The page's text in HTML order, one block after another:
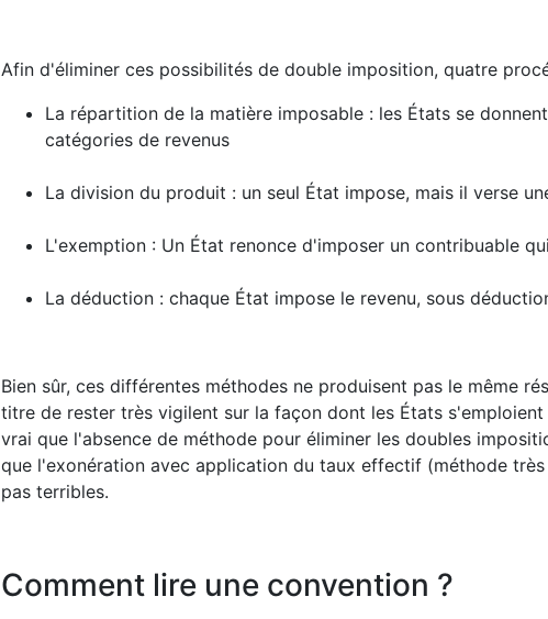
Afin d'éliminer ces possibilités de double imposition, quatre
La répartition de la matière imposable : les États se
catégories de revenus
La division du produit : un seul État impose, mais il verse
L'exemption : Un État renonce d'imposer un contribuable
La déduction : chaque État impose le revenu, sous
Bien sûr, ces différentes méthodes ne produisent pas le même
titre de rester très vigilent sur la façon dont les États
vrai que l'absence de méthode pour éliminer les doubles
que l'exonération avec application du taux effectif (méthode
pas terribles.
Comment lire une convention ?